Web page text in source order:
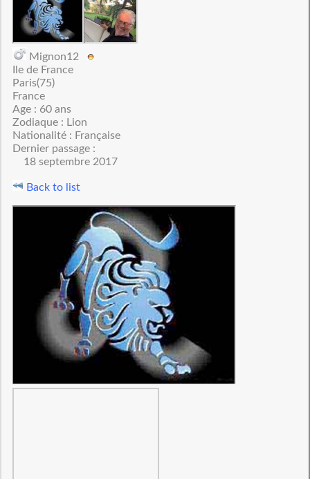
Mignon12
Ile de France
Paris(75)
France
Age : 60 ans
Zodiaque : Lion
Nationalité : Française
Dernier passage :
18 septembre 2017
Back to list